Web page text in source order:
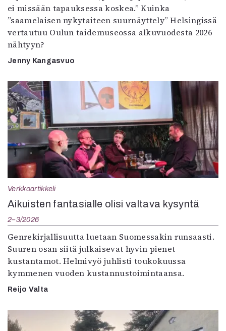
ei missään tapauksessa koskea.” Kuinka
”saamelaisen nykytaiteen suurnäyttely” Helsingissä
vertautuu Oulun taidemuseossa alkuvuodesta 2026
nähtyyn?
Jenny Kangasvuo
Verkkoartikkeli
Aikuisten fantasialle olisi valtava kysyntä
2–3/2026
Genrekirjallisuutta luetaan Suomessakin runsaasti.
Suuren osan siitä julkaisevat hyvin pienet
kustantamot. Helmivyö juhlisti toukokuussa
kymmenen vuoden kustannustoimintaansa.
Reijo Valta